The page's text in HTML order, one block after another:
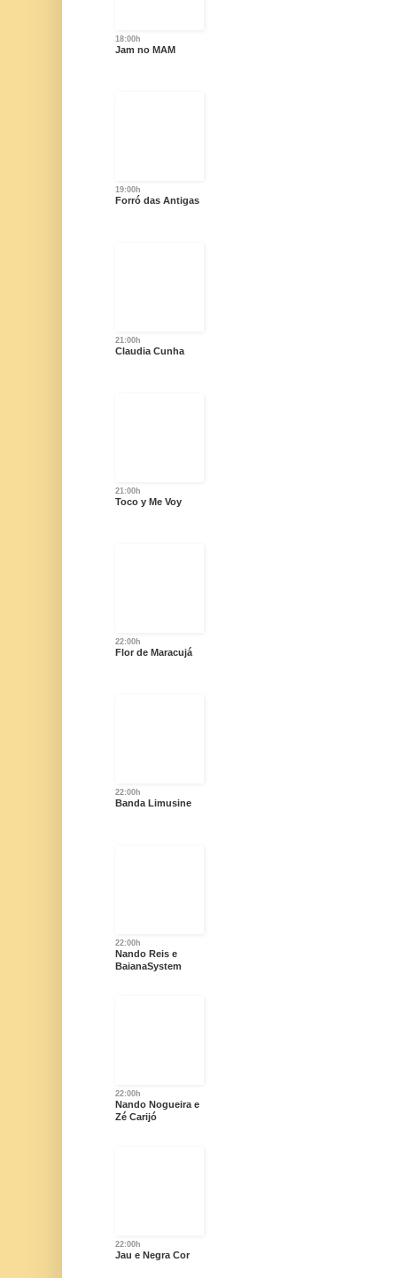
Jam no MAM
18:00h
Forró das Antigas
19:00h
Claudia Cunha
21:00h
Toco y Me Voy
21:00h
Flor de Maracujá
22:00h
Banda Limusine
22:00h
Nando Reis e
BaianaSystem
22:00h
Nando Nogueira e
Zé Carijó
22:00h
Jau e Negra Cor
22:00h